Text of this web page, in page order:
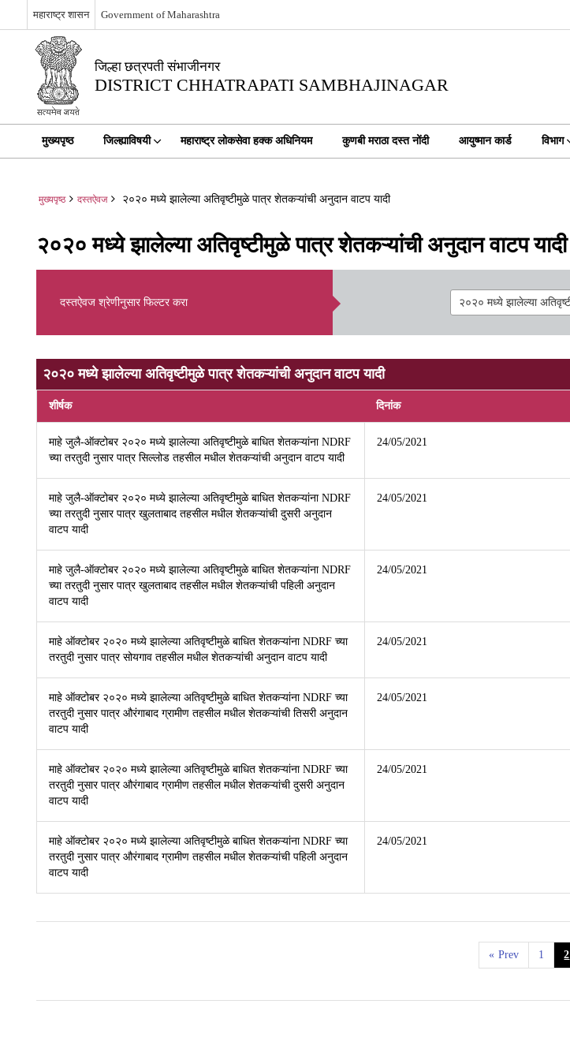
महाराष्ट्र शासन Government of Maharashtra
जिल्हा छत्रपती संभाजीनगर
DISTRICT CHHATRAPATI SAMBHAJINAGAR
मुख्यपृष्ठ जिल्ह्याविषयी महाराष्ट्र लोकसेवा हक्क अधिनियम कुणबी मराठा दस्त नोंदी आयुष्मान कार्ड विभाग
मुख्यपृष्ठ दस्तऐवज २०२० मध्ये झालेल्या अतिवृष्टीमुळे पात्र शेतकऱ्यांची अनुदान वाटप यादी
२०२० मध्ये झालेल्या अतिवृष्टीमुळे पात्र शेतकऱ्यांची अनुदान वाटप यादी
दस्तऐवज श्रेणीनुसार फिल्टर करा
२०२० मध्ये झालेल्या अतिवृष्टीमुळे पात्र शेतकऱ्यांची अनुदान वाटप यादी
शीर्षक दिनांक
माहे जुलै-ऑक्टोबर २०२० मध्ये झालेल्या अतिवृष्टीमुळे बाधित शेतकऱ्यांना NDRF
च्या तरतुदी नुसार पात्र सिल्लोड तहसील मधील शेतकऱ्यांची अनुदान वाटप यादी
24/05/2021
माहे जुलै-ऑक्टोबर २०२० मध्ये झालेल्या अतिवृष्टीमुळे बाधित शेतकऱ्यांना NDRF
च्या तरतुदी नुसार पात्र खुलताबाद तहसील मधील शेतकऱ्यांची दुसरी अनुदान
वाटप यादी
24/05/2021
माहे जुलै-ऑक्टोबर २०२० मध्ये झालेल्या अतिवृष्टीमुळे बाधित शेतकऱ्यांना NDRF
च्या तरतुदी नुसार पात्र खुलताबाद तहसील मधील शेतकऱ्यांची पहिली अनुदान
वाटप यादी
24/05/2021
माहे ऑक्टोबर २०२० मध्ये झालेल्या अतिवृष्टीमुळे बाधित शेतकऱ्यांना NDRF च्या
तरतुदी नुसार पात्र सोयगाव तहसील मधील शेतकऱ्यांची अनुदान वाटप यादी
24/05/2021
माहे ऑक्टोबर २०२० मध्ये झालेल्या अतिवृष्टीमुळे बाधित शेतकऱ्यांना NDRF च्या
तरतुदी नुसार पात्र औरंगाबाद ग्रामीण तहसील मधील शेतकऱ्यांची तिसरी अनुदान
वाटप यादी
24/05/2021
माहे ऑक्टोबर २०२० मध्ये झालेल्या अतिवृष्टीमुळे बाधित शेतकऱ्यांना NDRF च्या
तरतुदी नुसार पात्र औरंगाबाद ग्रामीण तहसील मधील शेतकऱ्यांची दुसरी अनुदान
वाटप यादी
24/05/2021
माहे ऑक्टोबर २०२० मध्ये झालेल्या अतिवृष्टीमुळे बाधित शेतकऱ्यांना NDRF च्या
तरतुदी नुसार पात्र औरंगाबाद ग्रामीण तहसील मधील शेतकऱ्यांची पहिली अनुदान
वाटप यादी
24/05/2021
« Prev 1 2